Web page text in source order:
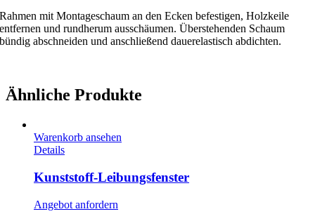
Rahmen mit Montageschaum an den Ecken befestigen, Holzkeile
entfernen und rundherum ausschäumen. Überstehenden Schaum
bündig abschneiden und anschließend dauerelastisch abdichten.
Ähnliche Produkte
Warenkorb ansehen
Details
Kunststoff-Leibungsfenster
Angebot anfordern